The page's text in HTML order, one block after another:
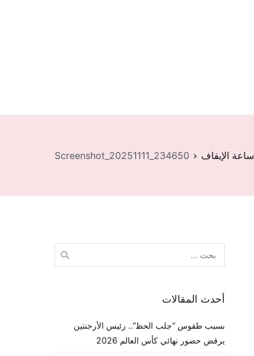
ساعة الإيقاف Screenshot_20251111_234650
عن:
أحدث المقالات
بسبب طقوس “جلب الحظ”.. رئيس الأرجنتين
يرفض حضور نهائي كأس العالم 2026